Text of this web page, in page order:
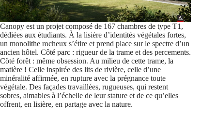
Canopy est un projet composé de 167 chambres de type T1,
dédiées aux étudiants. À la lisière d’identités végétales fortes,
un monolithe rocheux s’étire et prend place sur le spectre d’un
ancien hôtel. Côté parc : rigueur de la trame et des percements.
Côté forêt : même obsession. Au milieu de cette trame, la
matière ! Celle inspirée des lits de rivière, celle d’une
minéralité affirmée, en rupture avec la prégnance toute
végétale. Des façades travaillées, rugueuses, qui restent
sobres, aimables à l’échelle de leur stature et de ce qu’elles
offrent, en lisière, en partage avec la nature.